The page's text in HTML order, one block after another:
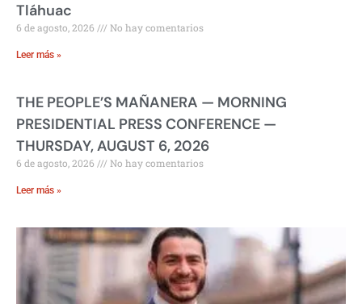
Tláhuac
6 de agosto, 2026 No hay comentarios
Leer más »
THE PEOPLE’S MAÑANERA — MORNING
PRESIDENTIAL PRESS CONFERENCE —
THURSDAY, AUGUST 6, 2026
6 de agosto, 2026 No hay comentarios
Leer más »